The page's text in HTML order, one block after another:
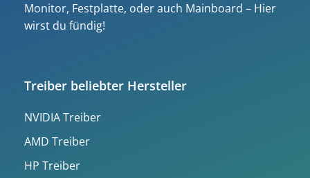
Monitor, Festplatte, oder auch Mainboard – Hier
wirst du fündig!
Treiber beliebter Hersteller
NVIDIA Treiber
AMD Treiber
HP Treiber